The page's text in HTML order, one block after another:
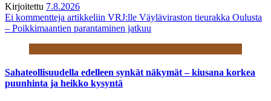
Kirjoitettu 7.8.2026
Ei kommentteja artikkeliin VRJ:lle Väyläviraston tieurakka Oulusta
– Poikkimaantien parantaminen jatkuu
Sahateollisuudella edelleen synkät näkymät – kiusana korkea
puunhinta ja heikko kysyntä